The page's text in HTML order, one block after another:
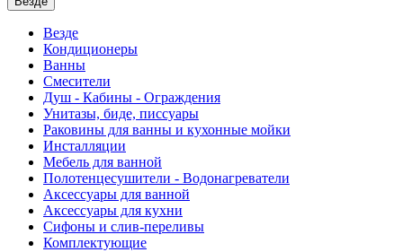
Везде
Кондиционеры
Ванны
Смесители
Душ - Кабины - Ограждения
Унитазы, биде, писсуары
Раковины для ванны и кухонные мойки
Инсталляции
Мебель для ванной
Полотенцесушители - Водонагреватели
Аксессуары для ванной
Аксессуары для кухни
Сифоны и слив-переливы
Комплектующие